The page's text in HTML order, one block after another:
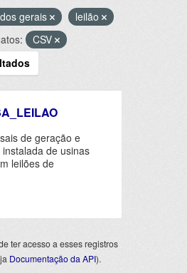
gerais
leilão
CSV
de geração e
de usinas
leilões de
ter acesso a esses registros
Documentação da API).